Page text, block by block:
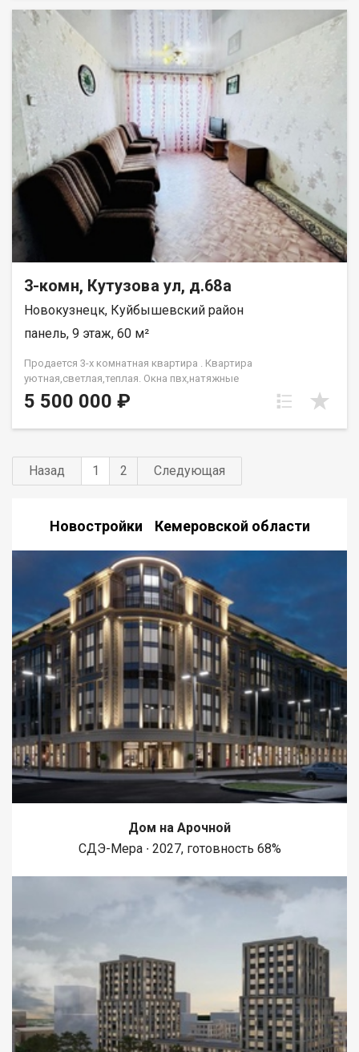
Санузел раздельный выложен кафелем, новая сантехника.
Установлены счетчики воды, заменены трубы
водоснабжения. Новые, качественные межкомнатные двери
и входная зона. Квартира солнечная, очень теплая и уютная.
По договоренности новым хозяевам оставят мебель и
технику. ​​​​​​Подъезд чистый, ухоженный. Соседи спокойные,
дружелюбные. Во дворе детская площадка.
Асфальтированная парковка для Вашего автомобиля.
Инфраструктура развита. Во дворе детские сад, школа. В
пешей доступности поликлиники, аптеки, супермаркеты,
остановки общественного транспорта. Квартира идеально
подойдет для молодой семьи, а также станет оптимальным
вариантом для инвестиций в недвижимость. ​​​​​​​Не упустите
возможность стать собственником этой замечательной
квартиры! Назовите при звонке данный номер объявления -
541563 Номер объекта: 541563. Анна
3-комн, Кутузова ул, д.68а
Новокузнецк, Куйбышевский район
панель, 9 этаж, 60 м²
Продается 3-х комнатная квартира . Квартира
уютная,светлая,теплая. Окна пвх,натяжные
потолки,межкомнатные двери. Все в шаговой доступности.
Чистая продажа.
5 500 000 ₽
Назад 1 2 Следующая
Новостройки Кемеровской области
Дом на Арочной
СДЭ-Мера ∙ 2027, готовность 68%